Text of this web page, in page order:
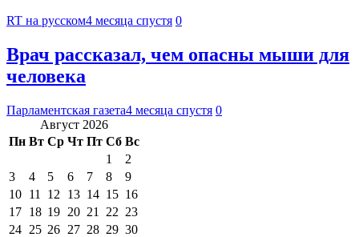
RT на русском4 месяца спустя 0
Врач рассказал, чем опасны мыши для
человека
Парламентская газета4 месяца спустя 0
Август 2026
Пн Вт Ср Чт Пт Сб Вс
1
2
3
4 5 6 7 8
9
10 11 12 13 14 15 16
17 18 19 20 21 22 23
24 25 26 27 28 29 30